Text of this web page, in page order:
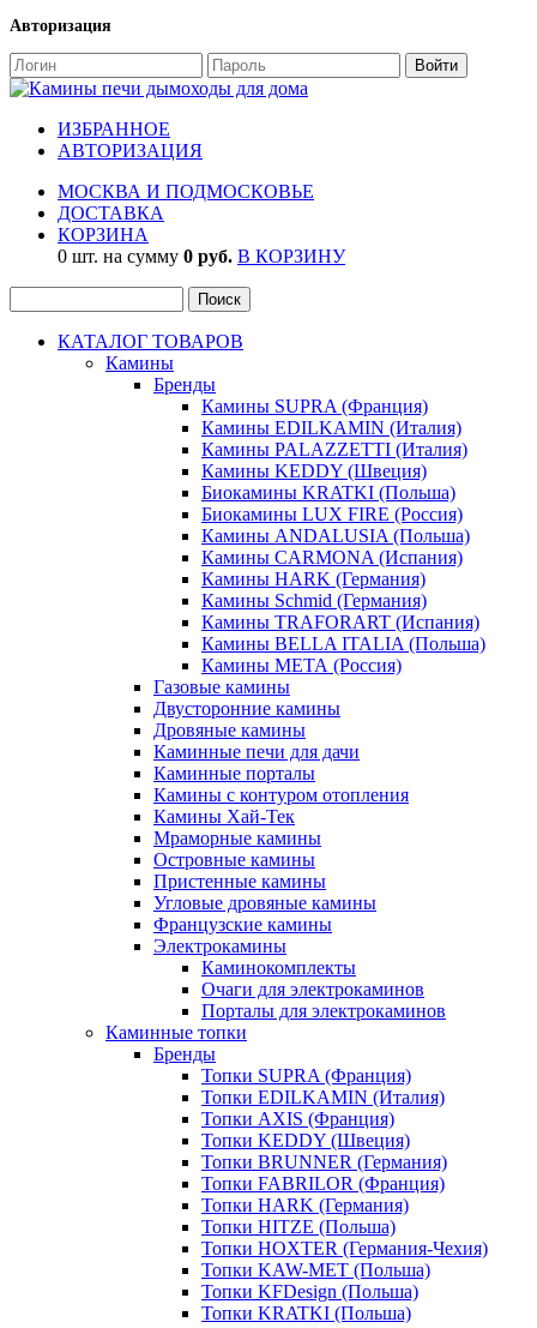
Авторизация
ИЗБРАННОЕ
АВТОРИЗАЦИЯ
МОСКВА И ПОДМОСКОВЬЕ
ДОСТАВКА
КОРЗИНА
0 шт. на сумму 0 руб. В КОРЗИНУ
КАТАЛОГ ТОВАРОВ
Камины
Бренды
Камины SUPRA (Франция)
Камины EDILKAMIN (Италия)
Камины PALAZZETTI (Италия)
Камины KEDDY (Швеция)
Биокамины KRATKI (Польша)
Биокамины LUX FIRE (Россия)
Камины ANDALUSIA (Польша)
Камины CARMONA (Испания)
Камины HARK (Германия)
Камины Schmid (Германия)
Камины TRAFORART (Испания)
Камины BELLA ITALIA (Польша)
Камины МЕТА (Россия)
Газовые камины
Двусторонние камины
Дровяные камины
Каминные печи для дачи
Каминные порталы
Камины с контуром отопления
Камины Хай-Тек
Мраморные камины
Островные камины
Пристенные камины
Угловые дровяные камины
Французские камины
Электрокамины
Каминокомплекты
Очаги для электрокаминов
Порталы для электрокаминов
Каминные топки
Бренды
Топки SUPRA (Франция)
Топки EDILKAMIN (Италия)
Топки AXIS (Франция)
Топки KEDDY (Швеция)
Топки BRUNNER (Германия)
Топки FABRILOR (Франция)
Топки HARK (Германия)
Топки HITZE (Польша)
Топки HOXTER (Германия-Чехия)
Топки KAW-MET (Польша)
Топки KFDesign (Польша)
Топки KRATKI (Польша)